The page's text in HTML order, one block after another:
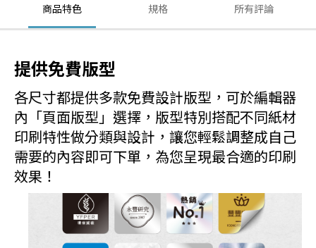
商品特色
提供免費版型
各尺寸都提供多款免費設計版型，可於編輯器
內「頁面版型」選擇，版型特別搭配不同紙材
印刷特性做分類與設計，讓您輕鬆調整成自己
需要的內容即可下單，為您呈現最合適的印刷
效果！
規格 所有評論